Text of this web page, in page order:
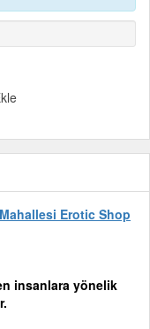
Erotic Shop
insanlara yönelik